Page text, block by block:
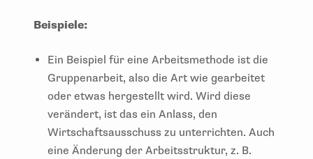
Beispiele:
Ein Beispiel für eine Arbeitsmethode ist die
Gruppenarbeit, also die Art wie gearbeitet
oder etwas hergestellt wird. Wird diese
verändert, ist das ein Anlass, den
Wirtschaftsausschuss zu unterrichten. Auch
eine Änderung der Arbeitsstruktur, z. B.